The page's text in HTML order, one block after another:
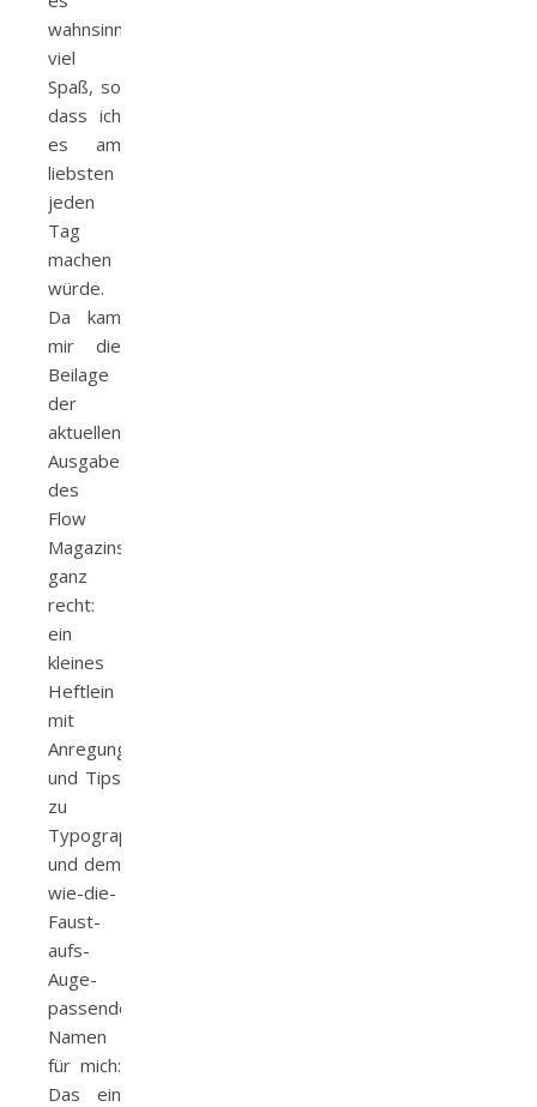
wahnsinnig
viel
Spaß, so
dass ich
es am
liebsten
jeden
Tag
machen
würde.
Da kam
mir die
Beilage
der
aktuellen
Ausgabe
des
Flow
Magazins
ganz
recht:
ein
kleines
Heftlein
mit
Anregungen
und Tips
zu
Typographie
und dem
wie-die-
Faust-
aufs-
Auge-
passenden
Namen
für mich:
Das ein